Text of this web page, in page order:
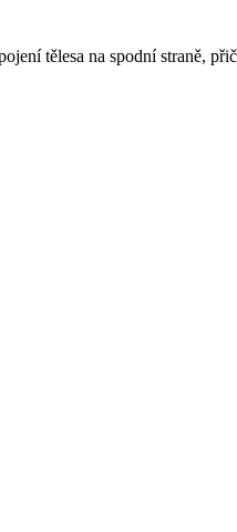
tělesa na spodní straně,